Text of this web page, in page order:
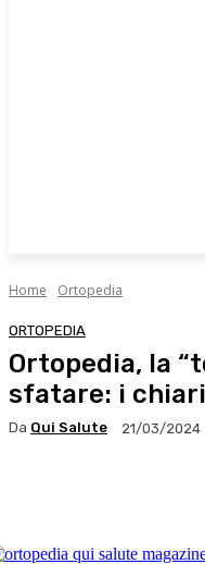
Home Ortopedia
ORTOPEDIA
Ortopedia, la
sfatare: i
Da Qui Salute 21/03/2024